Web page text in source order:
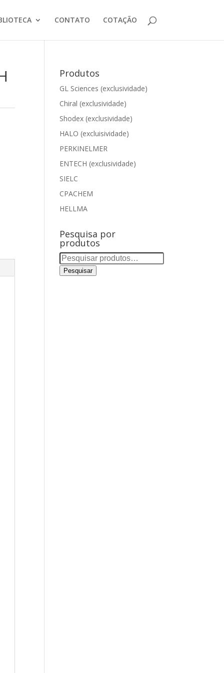
CONTATO COTAÇÃO
Produtos
GL Sciences (exclusividade)
Chiral (exclusividade)
Shodex (exclusividade)
HALO (excluisividade)
PERKINELMER
ENTECH (exclusividade)
SIELC
CPACHEM
HELLMA
Pesquisa por
produtos
Pesquisar
por:
Pesquisar